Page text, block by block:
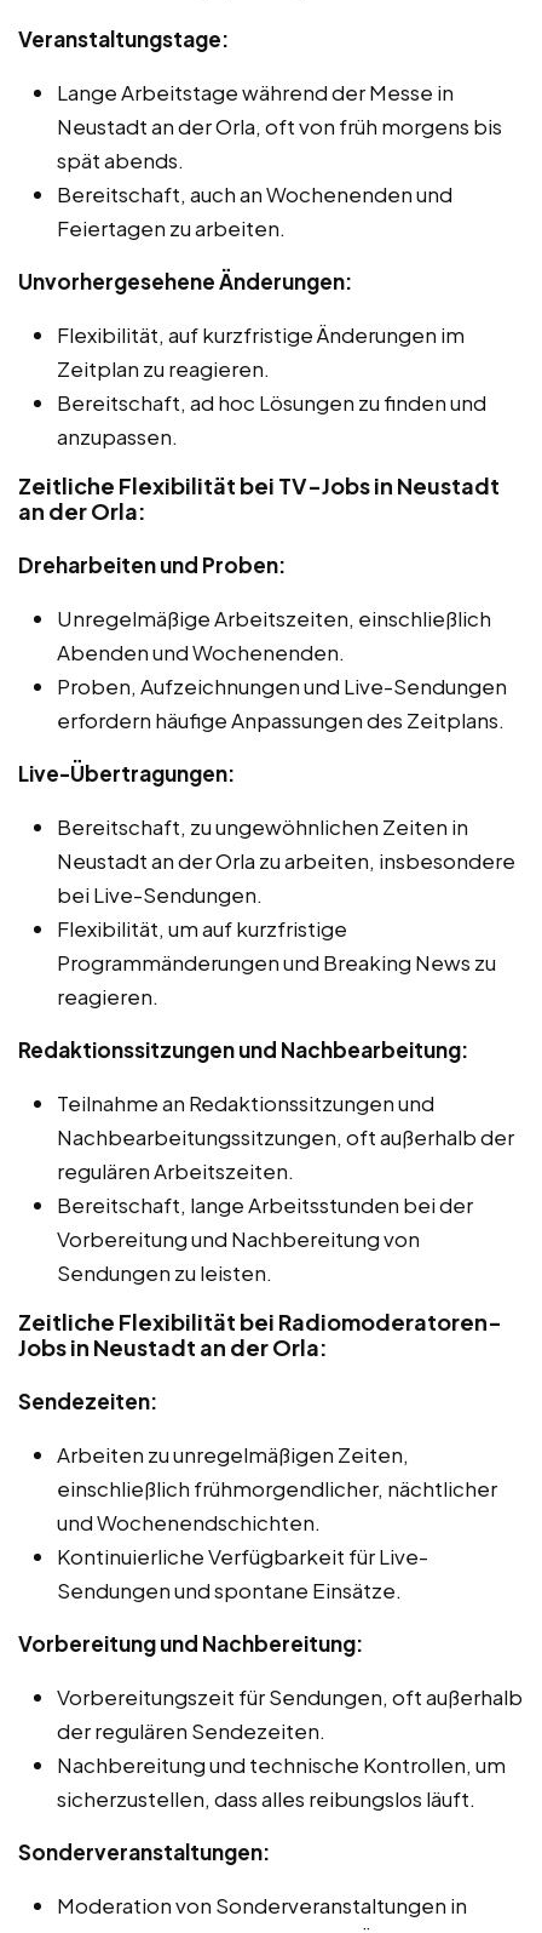
Veranstaltungstage:
Lange Arbeitstage während der Messe in
Neustadt an der Orla, oft von früh morgens bis
spät abends.
Bereitschaft, auch an Wochenenden und
Feiertagen zu arbeiten.
Unvorhergesehene Änderungen:
Flexibilität, auf kurzfristige Änderungen im
Zeitplan zu reagieren.
Bereitschaft, ad hoc Lösungen zu finden und
anzupassen.
Zeitliche Flexibilität bei TV-Jobs in Neustadt
an der Orla:
Dreharbeiten und Proben:
Unregelmäßige Arbeitszeiten, einschließlich
Abenden und Wochenenden.
Proben, Aufzeichnungen und Live-Sendungen
erfordern häufige Anpassungen des Zeitplans.
Live-Übertragungen:
Bereitschaft, zu ungewöhnlichen Zeiten in
Neustadt an der Orla zu arbeiten, insbesondere
bei Live-Sendungen.
Flexibilität, um auf kurzfristige
Programmänderungen und Breaking News zu
reagieren.
Redaktionssitzungen und Nachbearbeitung:
Teilnahme an Redaktionssitzungen und
Nachbearbeitungssitzungen, oft außerhalb der
regulären Arbeitszeiten.
Bereitschaft, lange Arbeitsstunden bei der
Vorbereitung und Nachbereitung von
Sendungen zu leisten.
Zeitliche Flexibilität bei Radiomoderatoren-
Jobs in Neustadt an der Orla:
Sendezeiten:
Arbeiten zu unregelmäßigen Zeiten,
einschließlich frühmorgendlicher, nächtlicher
und Wochenendschichten.
Kontinuierliche Verfügbarkeit für Live-
Sendungen und spontane Einsätze.
Vorbereitung und Nachbereitung:
Vorbereitungszeit für Sendungen, oft außerhalb
der regulären Sendezeiten.
Nachbereitung und technische Kontrollen, um
sicherzustellen, dass alles reibungslos läuft.
Sonderveranstaltungen:
Moderation von Sonderveranstaltungen in